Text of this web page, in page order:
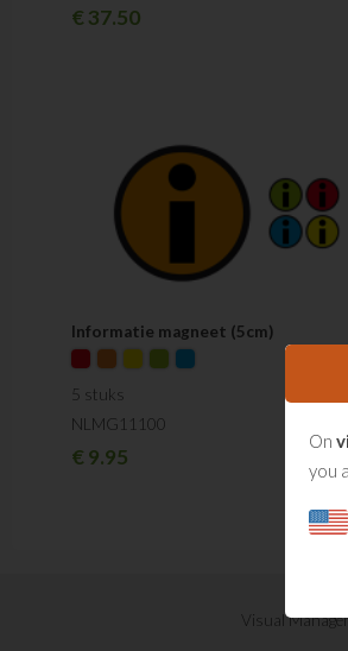
€37.50
Informatie magneet (5cm)
5 stuks
NLMG11100
€9.95
Visual
On
you